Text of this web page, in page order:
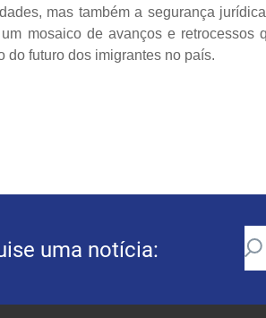
mas também a segurança
mosaico de avanços e
do futuro dos imigrantes no país.
uma notícia: